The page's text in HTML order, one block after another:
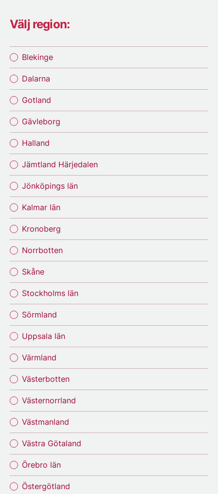
Välj region:
Blekinge
Dalarna
Gotland
Gävleborg
Halland
Jämtland Härjedalen
Jönköpings län
Kalmar län
Kronoberg
Norrbotten
Skåne
Stockholms län
Sörmland
Uppsala län
Värmland
Västerbotten
Västernorrland
Västmanland
Västra Götaland
Örebro län
Östergötland